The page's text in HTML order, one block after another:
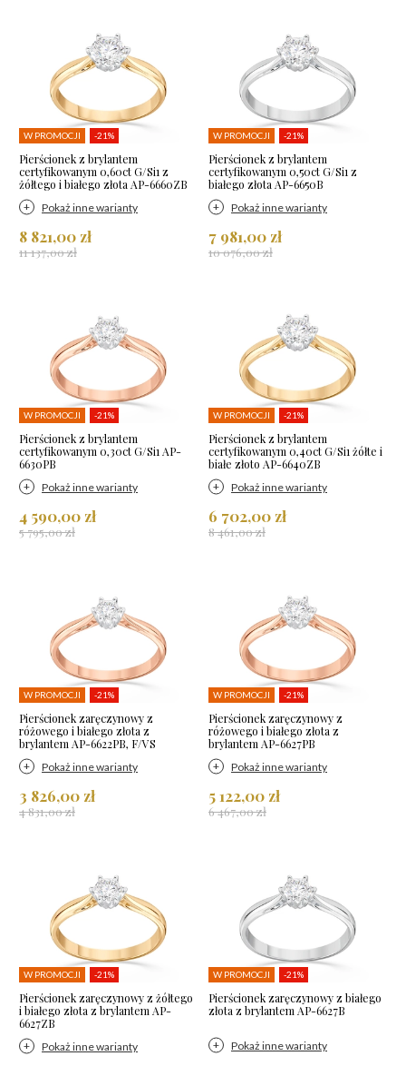
W PROMOCJI -21%
Pierścionek z brylantem
certyfikowanym 0,60ct G/Si1 z
żółtego i białego złota AP-6660ZB
Pokaż inne warianty
8 821,00 zł
11 137,00 zł
W PROMOCJI -21%
Pierścionek z brylantem
certyfikowanym 0,50ct G/Si1 z
białego złota AP-6650B
Pokaż inne warianty
7 981,00 zł
10 076,00 zł
W PROMOCJI -21%
Pierścionek z brylantem
certyfikowanym 0,30ct G/Si1 AP-
6630PB
Pokaż inne warianty
4 590,00 zł
5 795,00 zł
W PROMOCJI -21%
Pierścionek z brylantem
certyfikowanym 0,40ct G/Si1 żółte i
białe złoto AP-6640ZB
Pokaż inne warianty
6 702,00 zł
8 461,00 zł
W PROMOCJI -21%
Pierścionek zaręczynowy z
różowego i białego złota z
brylantem AP-6622PB, F/VS
Pokaż inne warianty
3 826,00 zł
4 831,00 zł
W PROMOCJI -21%
Pierścionek zaręczynowy z
różowego i białego złota z
brylantem AP-6627PB
Pokaż inne warianty
5 122,00 zł
6 467,00 zł
W PROMOCJI -21%
Pierścionek zaręczynowy z żółtego
i białego złota z brylantem AP-
6627ZB
Pokaż inne warianty
W PROMOCJI -21%
Pierścionek zaręczynowy z białego
złota z brylantem AP-6627B
Pokaż inne warianty